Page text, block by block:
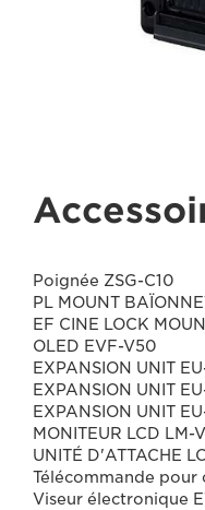
Poignée ZSG-C10
PL MOUNT
EF CINE LOCK
OLED EVF-V50
EXPANSION UNIT
EXPANSION UNIT
EXPANSION UNIT
MONITEUR LCD LM-
UNITÉ D'ATTACHE
Télécommande pour
Viseur électronique